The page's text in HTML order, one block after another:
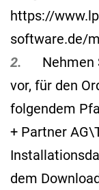
https://
software.de/
2.
Nehmen
vor, für den
folgendem
+ Partner
dem